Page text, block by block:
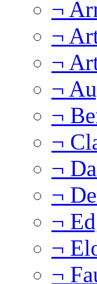
¬
¬
¬
¬
¬
¬
¬
¬
¬
¬
¬